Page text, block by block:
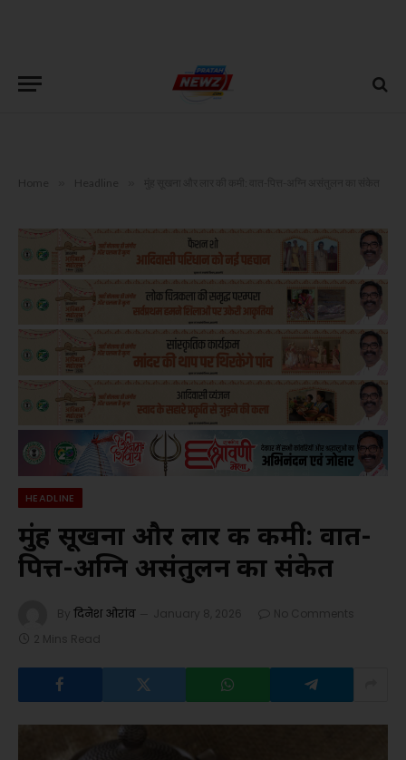
Home Headline
HEADLINE
मुंह सूखना और लार की कमी: वात-
पित्त-अग्नि असंतुलन का संकेत
By दिनेश ओरांव January 8, 2026
No Comments
2 Mins Read